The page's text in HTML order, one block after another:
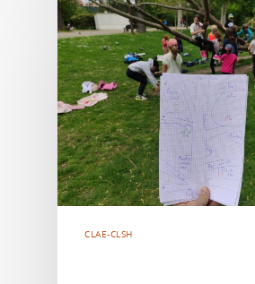
CLAE-CLSH